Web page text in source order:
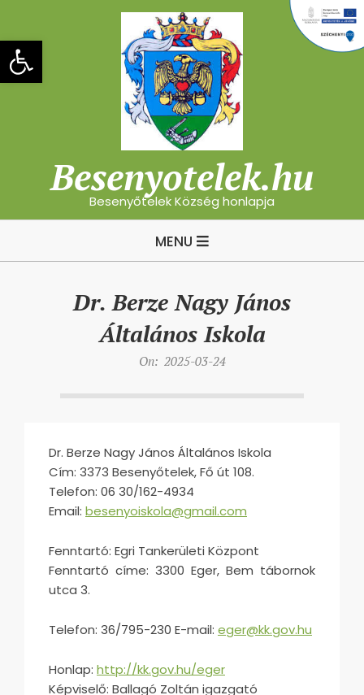
Eszköztár megnyitása
content
Besenyotelek.hu
Besenyőtelek Község honlapja
MENU
Dr. Berze Nagy János
Általános Iskola
On: 2025-03-24
Dr. Berze Nagy János Általános Iskola
Cím: 3373 Besenyőtelek, Fő út 108.
Telefon: 06 30/162-4934
Email: besenyoiskola@gmail.com
Fenntartó: Egri Tankerületi Központ
Fenntartó címe: 3300 Eger, Bem tábornok
utca 3.
Telefon: 36/795-230 E-mail: eger@kk.gov.hu
Honlap: http://kk.gov.hu/eger
Képviselő: Ballagó Zoltán igazgató